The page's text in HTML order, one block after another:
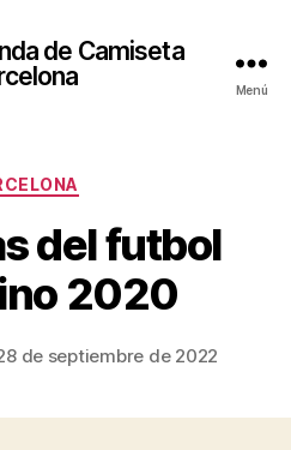
de Camiseta
Menú
Categorías
del futbol
2020
de septiembre de 2022